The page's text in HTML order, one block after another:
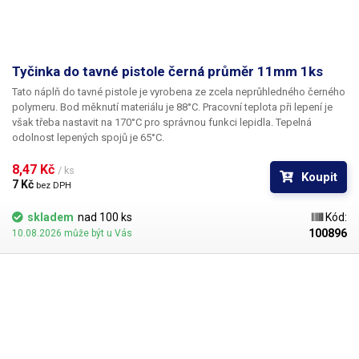
Tyčinka do tavné pistole černá průměr 11mm 1ks
Tato náplň do tavné pistole je vyrobena ze zcela neprůhledného černého
polymeru. Bod měknutí materiálu je 88°C. Pracovní teplota při lepení je
však třeba nastavit na 170°C pro správnou funkci lepidla. Tepelná
odolnost lepených spojů je 65°C.
8,47 Kč / ks
7 Kč bez DPH
Koupit
skladem nad 100 ks
10.08.2026 může být u Vás
Kód:
100896